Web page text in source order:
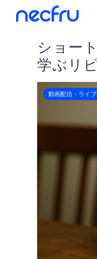
ショー
学ぶリ
動画配信・ライ